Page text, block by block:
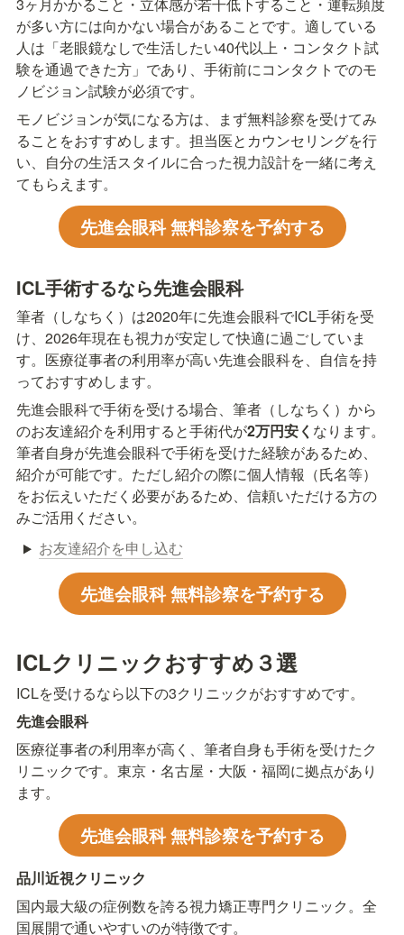
3ヶ月かかること・立体感が若干低下すること・運転頻度
が多い方には向かない場合があることです。適している
人は「老眼鏡なしで生活したい40代以上・コンタクト試
験を通過できた方」であり、手術前にコンタクトでのモ
ノビジョン試験が必須です。
モノビジョンが気になる方は、まず無料診察を受けてみ
ることをおすすめします。担当医とカウンセリングを行
い、自分の生活スタイルに合った視力設計を一緒に考え
てもらえます。
先進会眼科 無料診察を予約する
ICL手術するなら先進会眼科
筆者（しなちく）は2020年に先進会眼科でICL手術を受
け、2026年現在も視力が安定して快適に過ごしていま
す。医療従事者の利用率が高い先進会眼科を、自信を持
っておすすめします。
先進会眼科で手術を受ける場合、筆者（しなちく）から
のお友達紹介を利用すると手術代が2万円安く なります。
筆者自身が先進会眼科で手術を受けた経験があるため、
紹介が可能です。ただし紹介の際に個人情報（氏名等）
をお伝えいただく必要があるため、信頼いただける方の
みご活用ください。
お友達紹介を申し込む
先進会眼科 無料診察を予約する
ICLクリニックおすすめ３選
ICLを受けるなら以下の3クリニックがおすすめです。
先進会眼科
医療従事者の利用率が高く、筆者自身も手術を受けたク
リニックです。東京・名古屋・大阪・福岡に拠点があり
ます。
先進会眼科 無料診察を予約する
品川近視クリニック
国内最大級の症例数を誇る視力矯正専門クリニック。全
国展開で通いやすいのが特徴です。